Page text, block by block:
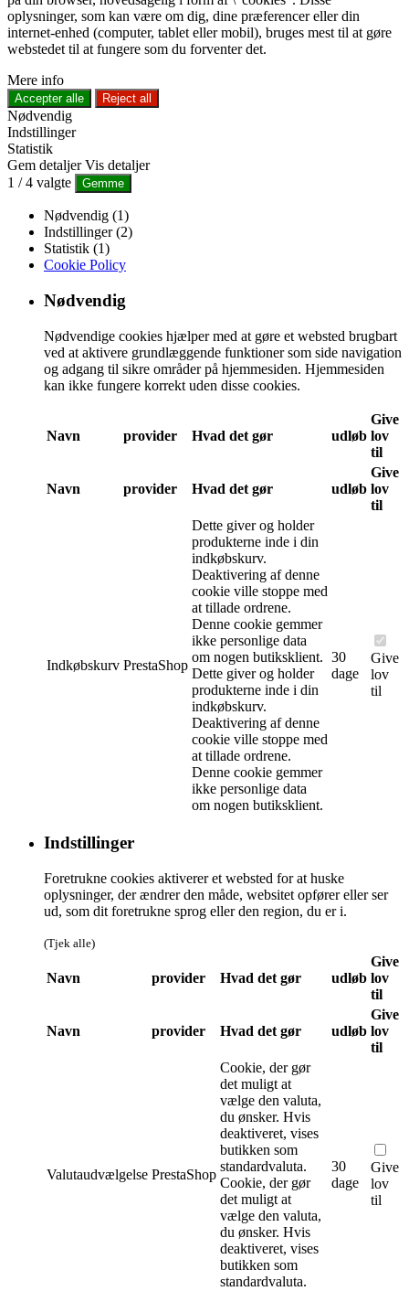
oplysninger, som kan være om dig, dine præferencer eller din
internet-enhed (computer, tablet eller mobil), bruges mest til at gøre
webstedet til at fungere som du forventer det.
Mere info
Accepter alle Reject all
Nødvendig
Indstillinger
Statistik
Gem detaljer Vis detaljer
1 /4 valgte Gemme
Nødvendig (1)
Indstillinger (2)
Statistik (1)
Cookie Policy
Nødvendig
Nødvendige cookies hjælper med at gøre et websted brugbart
ved at aktivere grundlæggende funktioner som side navigation
og adgang til sikre områder på hjemmesiden. Hjemmesiden
kan ikke fungere korrekt uden disse cookies.
Navn provider Hvad det gør udløb
Give
lov
til
Navn provider Hvad det gør udløb
Give
lov
til
Indkøbskurv PrestaShop
Dette giver og holder
produkterne inde i din
indkøbskurv.
Deaktivering af denne
cookie ville stoppe med
at tillade ordrene.
Denne cookie gemmer
ikke personlige data
om nogen butiksklient.
Dette giver og holder
produkterne inde i din
indkøbskurv.
Deaktivering af denne
cookie ville stoppe med
at tillade ordrene.
Denne cookie gemmer
ikke personlige data
om nogen butiksklient.
30
dage
Give
lov
til
Indstillinger
Foretrukne cookies aktiverer et websted for at huske
oplysninger, der ændrer den måde, websitet opfører eller ser
ud, som dit foretrukne sprog eller den region, du er i.
(Tjek alle)
Navn provider Hvad det gør udløb
Give
lov
til
Navn provider Hvad det gør udløb
Give
lov
til
Valutaudvælgelse PrestaShop
Cookie, der gør
det muligt at
vælge den valuta,
du ønsker. Hvis
deaktiveret, vises
butikken som
standardvaluta.
Cookie, der gør
det muligt at
vælge den valuta,
du ønsker. Hvis
deaktiveret, vises
butikken som
standardvaluta.
30
dage
Give
lov
til